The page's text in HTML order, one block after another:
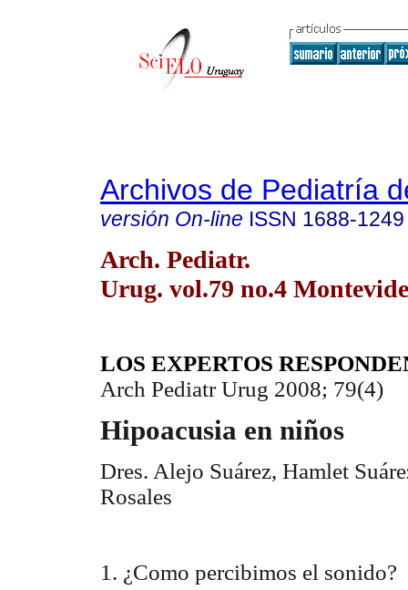
Archivos de Pediatría
versión On-line ISSN 1688-1249
Arch. Pediatr.
Urug. vol.79 no.4
LOS EXPERTOS
Arch Pediatr Urug 2008; 79(4)
Hipoacusia en niños
Dres. Alejo Suárez, Hamlet
Rosales
1. ¿Como percibimos el sonido?